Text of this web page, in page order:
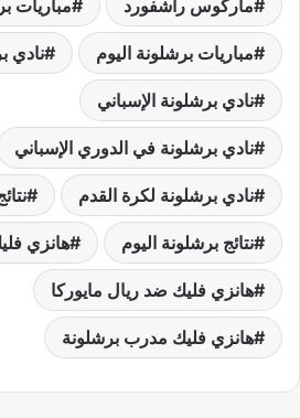
ماركوس راشفورد مباريات
مباريات برشلونة اليوم نادي
نادي برشلونة الإسباني
نادي برشلونة في الدوري الإسباني
نادي برشلونة لكرة القدم
نتائج برشلونة اليوم هانزي
هانزي فليك ضد ريال مايوركا
هانزي فليك مدرب برشلونة